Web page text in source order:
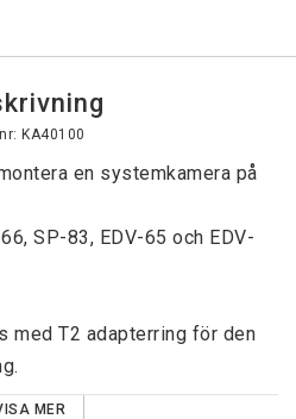
KA40100
en systemkamera på
SP-83, EDV-65 och EDV-
med T2 adapterring för den
MER